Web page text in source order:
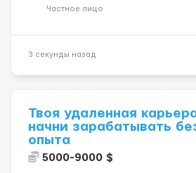
и преимуществах: Ты начин...
Частное лицо
3 секунды назад
Твоя удаленная
начни зарабатывать
опыта
5000-9000 $